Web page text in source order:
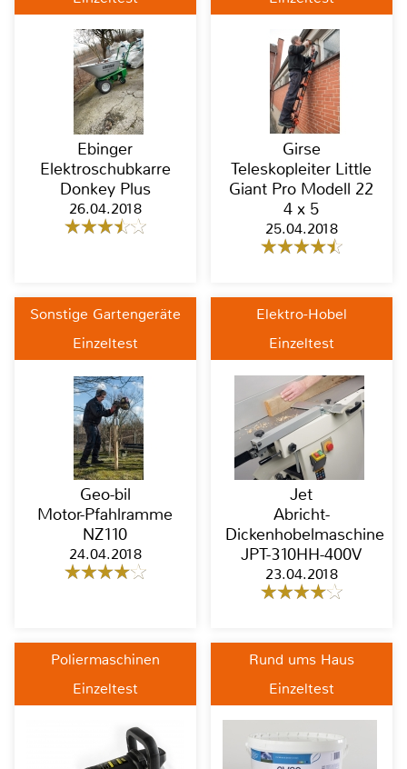
Ebinger
Elektroschubkarre
Donkey Plus
26.04.2018
Girse
Teleskopleiter Little
Giant Pro Modell 22
4 x 5
25.04.2018
Sonstige Gartengeräte
Einzeltest
Geo-bil
Motor-Pfahlramme
NZ110
24.04.2018
Elektro-Hobel
Einzeltest
Jet
Abricht-
Dickenhobelmaschine
JPT-310HH-400V
23.04.2018
Poliermaschinen
Einzeltest
Rund ums Haus
Einzeltest